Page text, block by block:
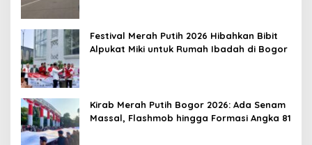
Festival Merah Putih 2026 Hibahkan Bibit
Alpukat Miki untuk Rumah Ibadah di Bogor
Kirab Merah Putih Bogor 2026: Ada Senam
Massal, Flashmob hingga Formasi Angka 81